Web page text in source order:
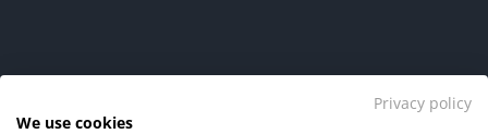
Privacy policy
We use cookies